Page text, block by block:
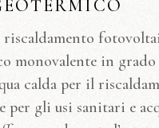
monovalente in
calda per il
per gli usi sanitari e